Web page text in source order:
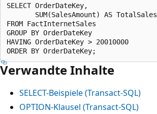
SELECT OrderDateKey,
       SUM(SalesAmount) AS TotalSales
FROM FactInternetSales
GROUP BY OrderDateKey
HAVING OrderDateKey > 20010000
Verwandte Inhalte
SELECT-Beispiele (Transact-SQL)
OPTION-Klausel (Transact-SQL)